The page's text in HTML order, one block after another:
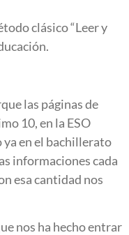
clásico “Leer y
las páginas de
10, en la ESO
ya en el bachillerato
informaciones cada
esa cantidad nos
nos ha hecho entrar